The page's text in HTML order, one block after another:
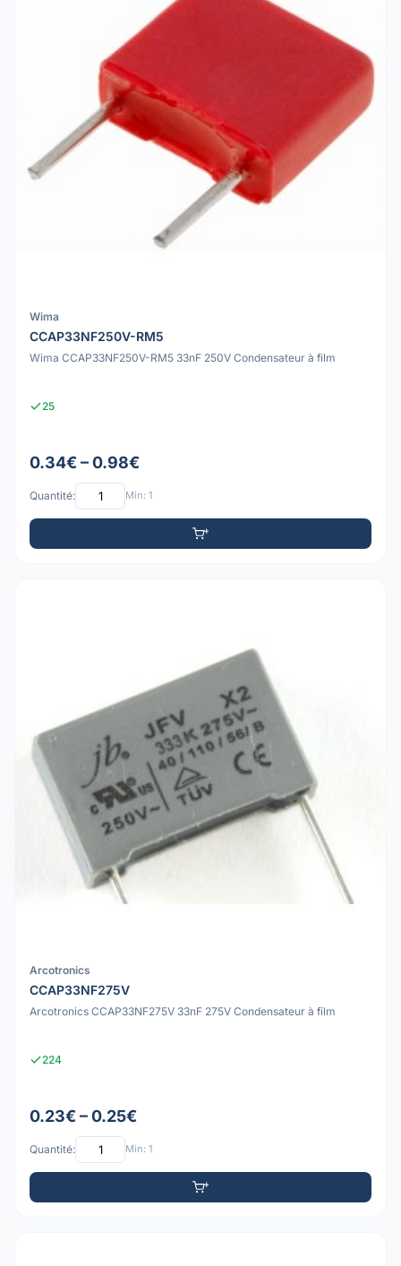
Wima
CCAP33NF250V-RM5
Wima CCAP33NF250V-RM5 33nF 250V Condensateur à film
25
0.34€ – 0.98€
Quantité: Min: 1
Arcotronics
CCAP33NF275V
Arcotronics CCAP33NF275V 33nF 275V Condensateur à film
224
0.23€ – 0.25€
Quantité: Min: 1